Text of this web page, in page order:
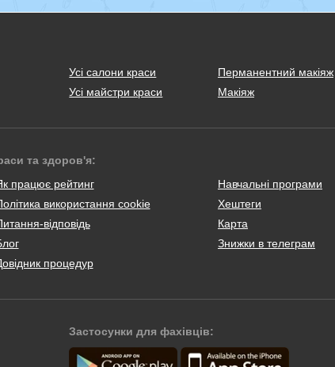
Усі салони краси
Усі майстри краси
Перманентний макіяж
Макіяж
та здоров'я:
працює рейтинг
використання cookie
відповідь
процедур
Навчальні програми
Хештеги
Карта
Знижки в телеграм
Застосунки для фахівців: